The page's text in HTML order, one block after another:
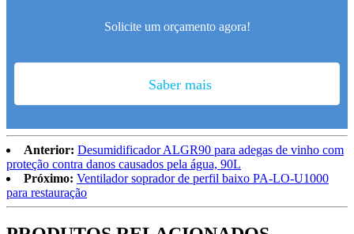
Solicite um orçamento agora!
Saber mais
Anterior: Desumidificador ALGR90 para adegas de vinho com
proteção contra danos causados ​​pela água, 90L
Próximo: Ventilador soprador de perfil baixo PA-LO-U1000
para restauração